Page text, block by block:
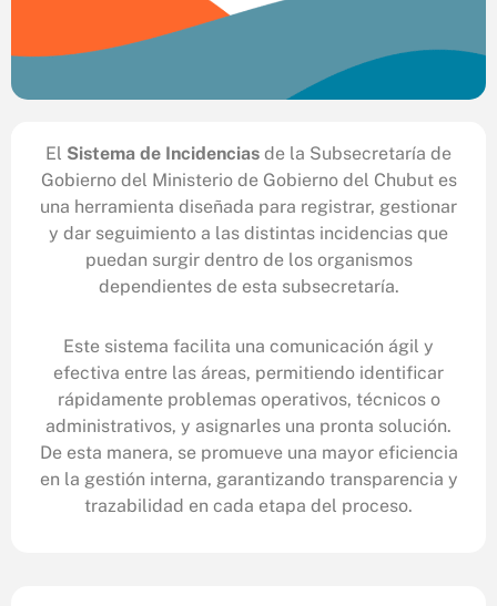
El Sistema de Incidencias de la Subsecretaría de
Gobierno del Ministerio de Gobierno del Chubut es
una herramienta diseñada para registrar, gestionar
y dar seguimiento a las distintas incidencias que
puedan surgir dentro de los organismos
dependientes de esta subsecretaría.
Este sistema facilita una comunicación ágil y
efectiva entre las áreas, permitiendo identificar
rápidamente problemas operativos, técnicos o
administrativos, y asignarles una pronta solución.
De esta manera, se promueve una mayor eficiencia
en la gestión interna, garantizando transparencia y
trazabilidad en cada etapa del proceso.